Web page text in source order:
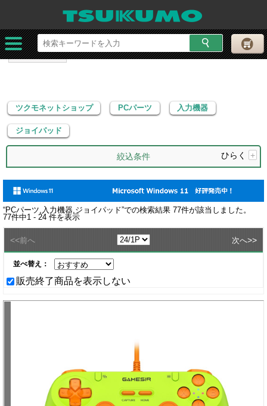
ツクモネットショップ PCパーツ
ジョイパッド
ツクモネットショップ PCパーツ 入力機器
ジョイパッド
絞込条件 ひらく +
“PCパーツ,入力機器,ジョイパッド”での検索結果 77件が該当しました。
77件中1 - 24 件を表示
<<前へ 次へ>>
並べ替え：
販売終了商品を表示しない